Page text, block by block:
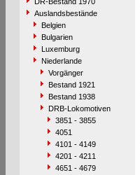
Auslandsbestände
Belgien
Bulgarien
Luxemburg
Niederlande
Vorgänger
Bestand 1921
Bestand 1938
DRB-Lokomotiven
3851 - 3855
4051
4101 - 4149
4201 - 4211
4651 - 4679